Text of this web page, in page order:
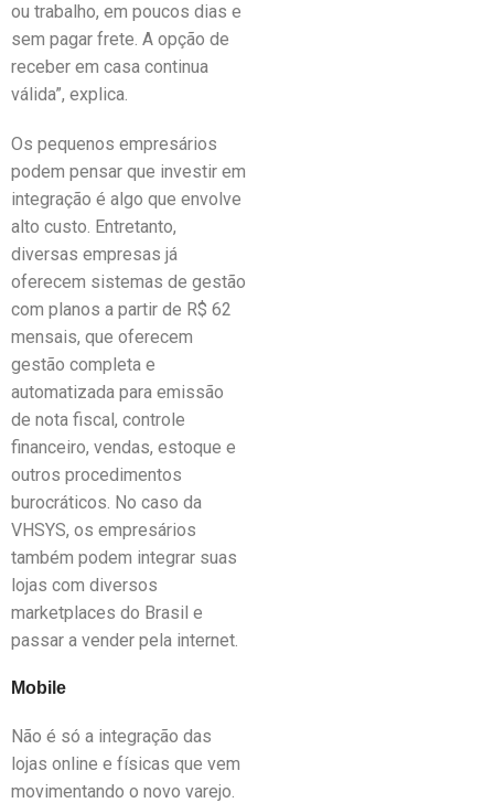
ou trabalho, em poucos dias e
sem pagar frete. A opção de
receber em casa continua
válida”, explica.
Os pequenos empresários
podem pensar que investir em
integração é algo que envolve
alto custo. Entretanto,
diversas empresas já
oferecem sistemas de gestão
com planos a partir de R$ 62
mensais, que oferecem
gestão completa e
automatizada para emissão
de nota fiscal, controle
financeiro, vendas, estoque e
outros procedimentos
burocráticos. No caso da
VHSYS, os empresários
também podem integrar suas
lojas com diversos
marketplaces do Brasil e
passar a vender pela internet.
Mobile
Não é só a integração das
lojas online e físicas que vem
movimentando o novo varejo.